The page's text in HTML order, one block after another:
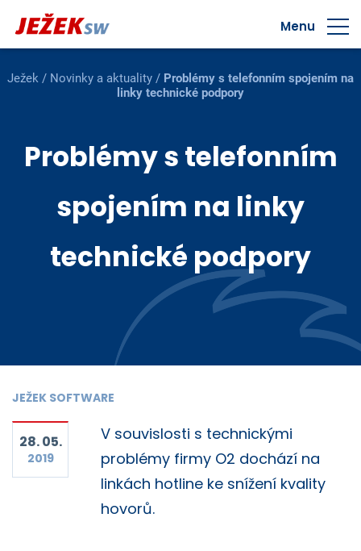
Menu
Ježek / Novinky a aktuality / Problémy s telefonním spojením na
linky technické podpory
Problémy s telefonním
spojením na linky
technické podpory
JEŽEK SOFTWARE
28. 05.
2019
V souvislosti s technickými
problémy firmy O2 dochází na
linkách hotline ke snížení kvality
hovorů.